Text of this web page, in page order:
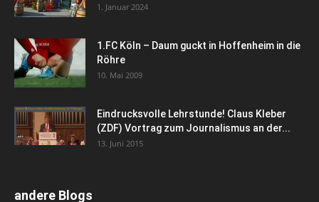
1. Januar 2024
1.FC Köln – Daum guckt in Hoffenheim in die
Röhre
10. Mai 2009
Eindrucksvolle Lehrstunde! Claus Kleber
(ZDF) Vortrag zum Journalismus an der...
13. Juni 2015
andere Blogs